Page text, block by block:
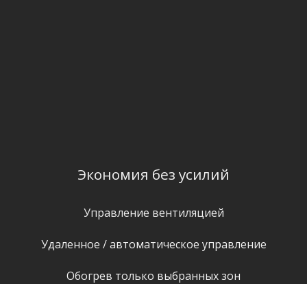
Экономия без усилий
Управление вентиляцией
Удаленное / автоматическое управление
Обогрев только выбранных зон